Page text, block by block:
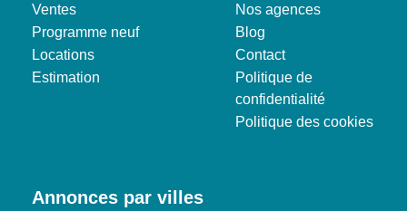
Ventes
Programme neuf
Locations
Estimation
Nos agences
Blog
Contact
Politique de
confidentialité
Politique des cookies
Annonces par villes